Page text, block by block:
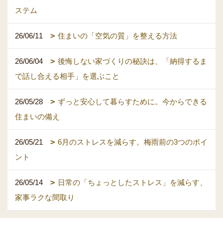
ステム
26/06/11 住まいの「空気の質」を整える方法
26/06/04
後悔しない家づくりの秘訣は、「納得するま
で話し合える相手」を選ぶこと
26/05/28
ずっと安心して暮らすために。今からできる
住まいの備え
26/05/21
6月のストレスを減らす。梅雨前の3つのポイ
ント
26/05/14
日常の「ちょっとしたストレス」を減らす、
家事ラクな間取り